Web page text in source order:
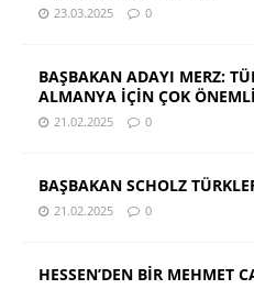
23.03.2025 0
BAŞBAKAN ADAYI MERZ:
ALMANYA İÇİN ÇOK ÖNEMLİ
21.02.2025 0
BAŞBAKAN SCHOLZ
21.02.2025 0
HESSEN’DEN BİR MEHMET